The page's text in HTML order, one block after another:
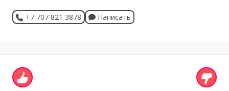
+7 707 821 3878 Написать